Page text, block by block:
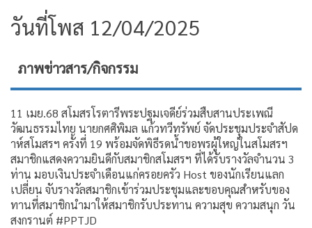
วันที่โพส 12/04/2025
ภาพข่าวสาร/กิจกรรม
11 เมย.68 สโมสรโรตารี​พระ​ปฐม​เจดีย์​ร่วมสืบสานประเพณี​
วัฒนธรรม​ไทย นายกศศิพิมล แก้วทวีทรัพย์ จัดประชุม​ประจำสัปด
า​ห์สโมสรฯ ครั้งที่ 19 พร้อมจัดพิธีรดน้ำขอพรผู้ใหญ่ในสโมสรฯ
สมาชิกแสดงความยินดีกับสมาชิกสโมสร​ฯ ที่ได้รับรางวัล​จำนวน 3
ท่าน มอบเงินประจำเดือนแก่ครอยครัว Host ของนักเรียนแลก
เปลี่ยน จับรางวัลสมาชิกเข้าร่วมประชุมและขอบคุณ​สำหรับของ
ทานที่สมาชิกนำมาให้สมาชิกรับประทาน ความสุข ความสนุก วัน
สงกรานต์ #PPTJD